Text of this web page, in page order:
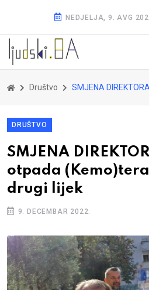
NEDJELJA, 9. AVG
Društvo SMJENA DIREKTORA OSA: Ako otpada
DRUŠTVO
SMJENA
otpada
drugi lijek
9. DECEMBAR 2022.